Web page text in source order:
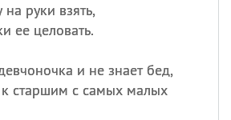
руки взять,
ее целовать.
и не знает бед,
старшим с самых малых